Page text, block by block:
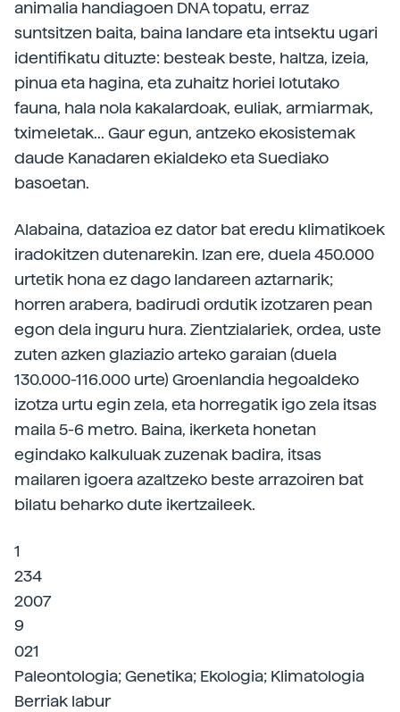
animalia handiagoen DNA topatu, erraz
suntsitzen baita, baina landare eta intsektu ugari
identifikatu dituzte: besteak beste, haltza, izeia,
pinua eta hagina, eta zuhaitz horiei lotutako
fauna, hala nola kakalardoak, euliak, armiarmak,
tximeletak... Gaur egun, antzeko ekosistemak
daude Kanadaren ekialdeko eta Suediako
basoetan.
Alabaina, datazioa ez dator bat eredu klimatikoek
iradokitzen dutenarekin. Izan ere, duela 450.000
urtetik hona ez dago landareen aztarnarik;
horren arabera, badirudi ordutik izotzaren pean
egon dela inguru hura. Zientzialariek, ordea, uste
zuten azken glaziazio arteko garaian (duela
130.000-116.000 urte) Groenlandia hegoaldeko
izotza urtu egin zela, eta horregatik igo zela itsas
maila 5-6 metro. Baina, ikerketa honetan
egindako kalkuluak zuzenak badira, itsas
mailaren igoera azaltzeko beste arrazoiren bat
bilatu beharko dute ikertzaileek.
1
234
2007
9
021
Paleontologia; Genetika; Ekologia; Klimatologia
Berriak labur